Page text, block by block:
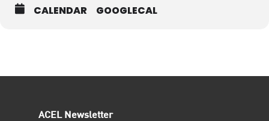
CALENDAR GOOGLECAL
ACEL Newsletter